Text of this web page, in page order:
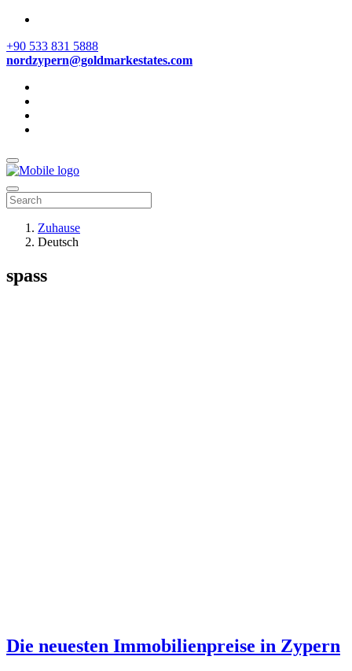
+90 533 831 5888
nordzypern@goldmarkestates.com
Zuhause
Deutsch
spass
Die neuesten Immobilienpreise in Zypern